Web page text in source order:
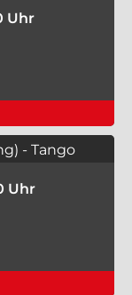
Uhr
- Tango
Uhr